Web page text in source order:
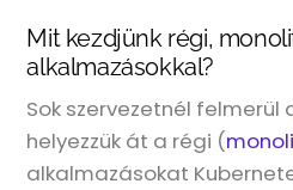
Mit kezdjünk régi,
alkalmazásokkal?
Sok szervezetnél felmerül
helyezzük át a régi (
alkalmazásokat